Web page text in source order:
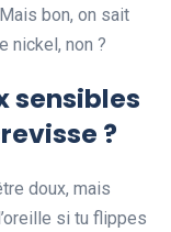
bon, on sait
nickel, non ?
sensibles
?
doux, mais
si tu flippes